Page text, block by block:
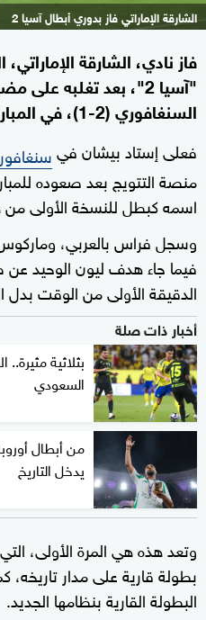
الشارقة الإماراتي فاز بدوري أبطال آسيا 2
فاز نادي، الشارقة
"آسيا 2"، بعد تغلبه
السنغافوري (2-1)، في المباراة النهائية للبطولة.
فعلى إستاد بيشان في
منصة التتويج بعد صعوده
اسمه كبطل للنسخة الأولى من
وسجل فراس بالعربي،
فيما جاء هدف ليون الوحيد
الدقيقة الأولى من الوقت بدل
أخبار ذات صلة
بثلاثية
السعودي
من أبطال
يدخل التاريخ
وتعد هذه هي المرة الأولى،
بطولة قارية على مدار تاريخه،
البطولة القارية بنظامها الجديد.